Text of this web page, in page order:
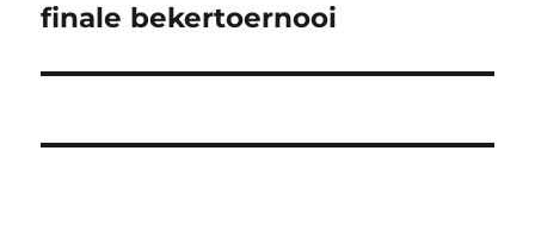
bericht:
finale bekertoernooi